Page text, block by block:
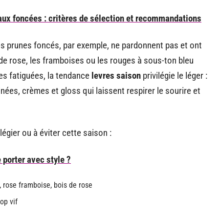
foncées : critères de sélection et recommandations
prunes foncés, par exemple, ne pardonnent pas et ont
rose, les framboises ou les rouges à sous-ton bleu
fatiguées, la tendance levres saison privilégie le léger :
crèmes et gloss qui laissent respirer le sourire et
ou à éviter cette saison :
porter avec style ?
framboise, bois de rose
vif